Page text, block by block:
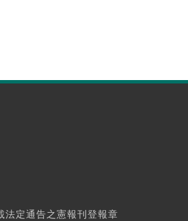
法定通告之憲報刊登報章